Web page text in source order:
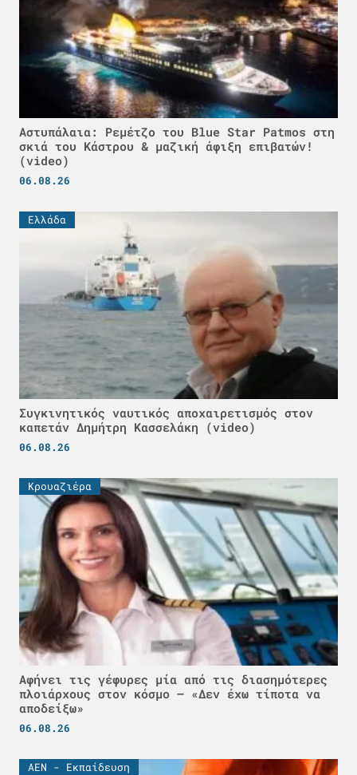
Αστυπάλαια: Ρεμέτζο του Blue Star Patmos στη
σκιά του Κάστρου & μαζική άφιξη επιβατών!
(video)
06.08.26
Ελλάδα
Συγκινητικός ναυτικός αποχαιρετισμός στον
καπετάν Δημήτρη Κασσελάκη (video)
06.08.26
Κρουαζιέρα
Αφήνει τις γέφυρες μία από τις διασημότερες
πλοιάρχους στον κόσμο – «Δεν έχω τίποτα να
αποδείξω»
06.08.26
ΑΕΝ - Εκπαίδευση